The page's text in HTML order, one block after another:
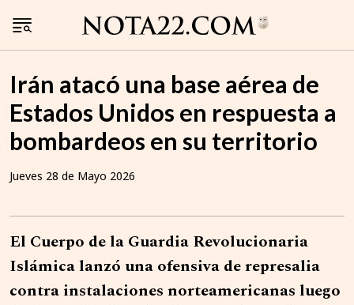
Irán atacó una base aérea de
Estados Unidos en respuesta a
bombardeos en su territorio
Jueves 28 de Mayo 2026
El Cuerpo de la Guardia Revolucionaria
Islámica lanzó una ofensiva de represalia
contra instalaciones norteamericanas luego